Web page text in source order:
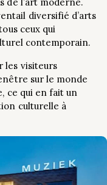
diversifié d’arts
ceux qui
contemporain.
les visiteurs
sur le monde
ce qui en fait un
culturelle à